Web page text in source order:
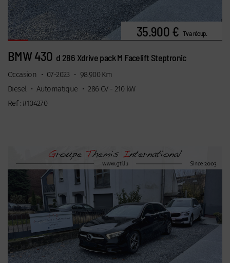
35.900 € Tva récup.
BMW 430 d 286 Xdrive pack M Facelift Steptronic
Occasion • 07-2023 • 98.900 Km
Diesel • Automatique • 286 CV - 210 kW
Ref : #104270